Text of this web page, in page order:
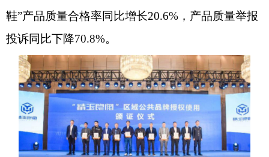
鞋”产品质量合格率同比增长20.6%，产品质量举报
投诉同比下降70.8%。